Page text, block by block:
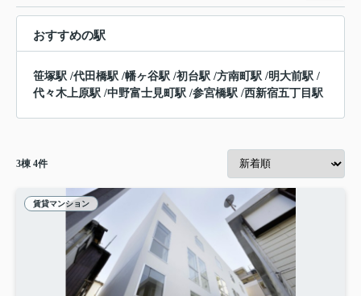
おすすめの駅
笹塚駅 /代田橋駅 /幡ヶ谷駅 /初台駅 /方南町駅 /明大前駅 /
代々木上原駅 /中野富士見町駅 /参宮橋駅 /西新宿五丁目駅
3棟 4件
賃貸マンション